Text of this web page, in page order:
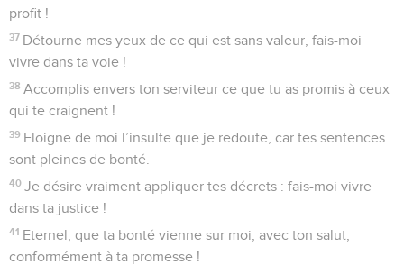
profit !
37 Détourne mes yeux de ce qui est sans valeur, fais-moi
vivre dans ta voie !
38 Accomplis envers ton serviteur ce que tu as promis à ceux
qui te craignent !
39 Eloigne de moi l’insulte que je redoute, car tes sentences
sont pleines de bonté.
40 Je désire vraiment appliquer tes décrets : fais-moi vivre
dans ta justice !
41 Eternel, que ta bonté vienne sur moi, avec ton salut,
conformément à ta promesse !